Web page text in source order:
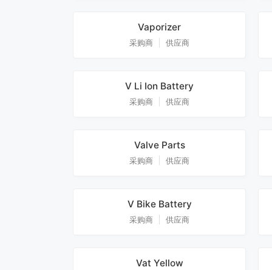
Vaporizer
采购商 供应商
V Li Ion Battery
采购商 供应商
Valve Parts
采购商 供应商
V Bike Battery
采购商 供应商
Vat Yellow